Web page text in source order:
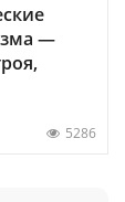
—
5286